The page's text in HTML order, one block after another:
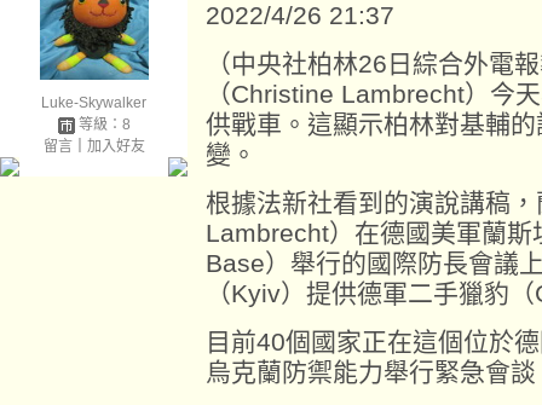
Luke-Skywalker
等級：8
留言｜ 加入好友
2022/4/26 21:37
（中央社柏林26日綜合外電
（Christine Lambrecht）今
供戰車。這顯示柏林對基輔
變。
根據法新社看到的演說講稿
Lambrecht）在德國美軍蘭
Base）舉行的國際防長會議
（Kyiv）提供德軍二手獵豹
目前40個國家正在這個位於
烏克蘭防禦能力舉行緊急會談